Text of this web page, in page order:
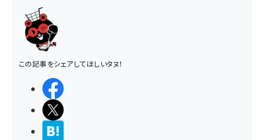
この記事をシェアしてほしいタヌ！